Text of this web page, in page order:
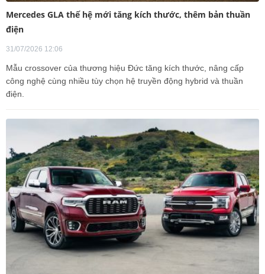
Mercedes GLA thế hệ mới tăng kích thước, thêm bản thuần
điện
31/07/2026 12:06
Mẫu crossover của thương hiệu Đức tăng kích thước, nâng cấp
công nghệ cùng nhiều tùy chọn hệ truyền động hybrid và thuần
điện.